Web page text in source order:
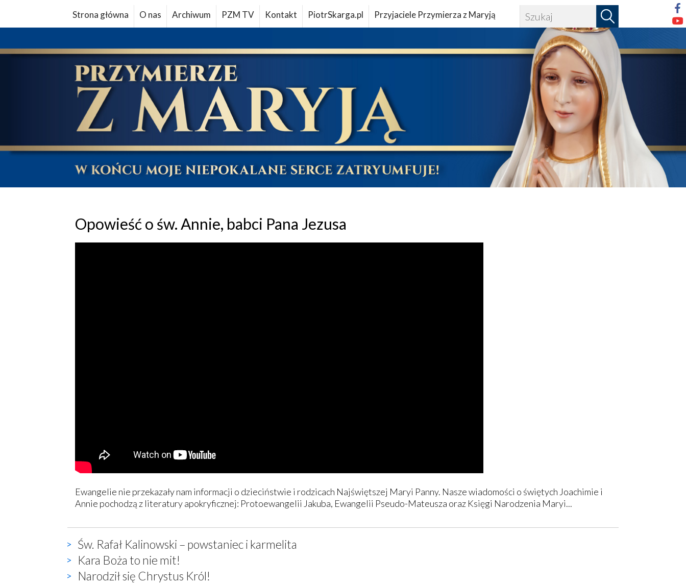
Strona główna O nas Archiwum PZM TV Kontakt PiotrSkarga.pl Przyjaciele Przymierza z Maryją
Opowieść o św. Annie, babci Pana Jezusa
Ewangelie nie przekazały nam informacji o dzieciństwie i rodzicach Najświętszej Maryi Panny. Nasze wiadomości o świętych Joachimie i
Annie pochodzą z literatury apokryficznej: Protoewangelii Jakuba, Ewangelii Pseudo-Mateusza oraz Księgi Narodzenia Maryi...
Św. Rafał Kalinowski – powstaniec i karmelita
Kara Boża to nie mit!
Narodził się Chrystus Król!